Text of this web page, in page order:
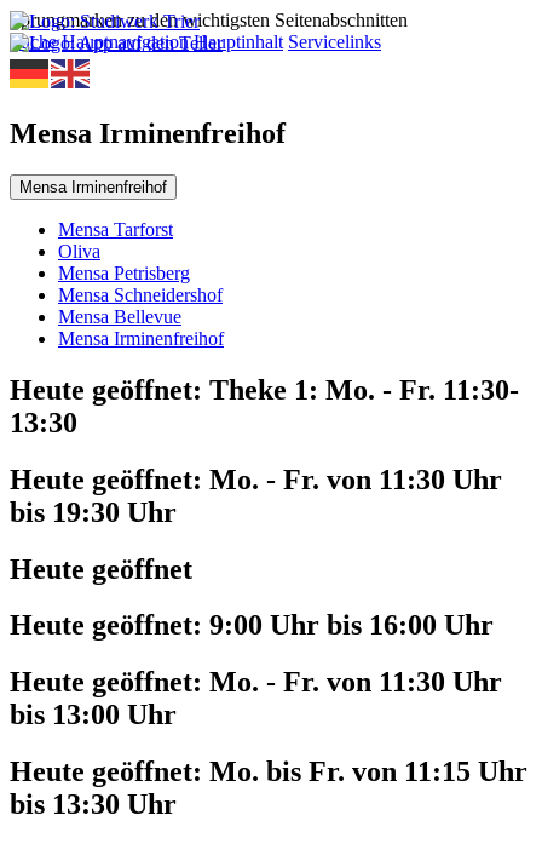
Sprungmarken zu den wichtigsten Seitenabschnitten
Suche Hauptnavigation Hauptinhalt Servicelinks
Mensa Irminenfreihof
Mensa Irminenfreihof
Mensa Tarforst
Oliva
Mensa Petrisberg
Mensa Schneidershof
Mensa Bellevue
Mensa Irminenfreihof
Heute geöffnet: Theke 1: Mo. - Fr. 11:30-
13:30
Heute geöffnet: Mo. - Fr. von 11:30 Uhr
bis 19:30 Uhr
Heute geöffnet
Heute geöffnet: 9:00 Uhr bis 16:00 Uhr
Heute geöffnet: Mo. - Fr. von 11:30 Uhr
bis 13:00 Uhr
Heute geöffnet: Mo. bis Fr. von 11:15 Uhr
bis 13:30 Uhr